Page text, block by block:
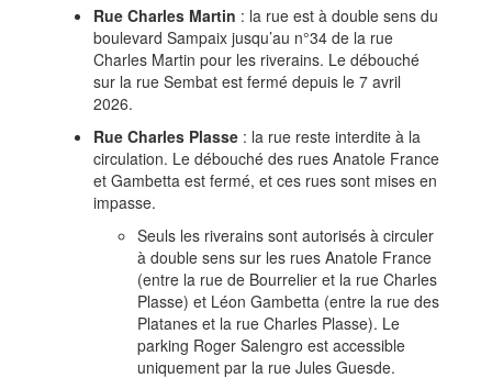
Rue Charles Martin : la rue est à double sens du
boulevard Sampaix jusqu’au n°34 de la rue
Charles Martin pour les riverains. Le débouché
sur la rue Sembat est fermé depuis le 7 avril
2026.
Rue Charles Plasse : la rue reste interdite à la
circulation. Le débouché des rues Anatole France
et Gambetta est fermé, et ces rues sont mises en
impasse.
Seuls les riverains sont autorisés à circuler
à double sens sur les rues Anatole France
(entre la rue de Bourrelier et la rue Charles
Plasse) et Léon Gambetta (entre la rue des
Platanes et la rue Charles Plasse). Le
parking Roger Salengro est accessible
uniquement par la rue Jules Guesde.